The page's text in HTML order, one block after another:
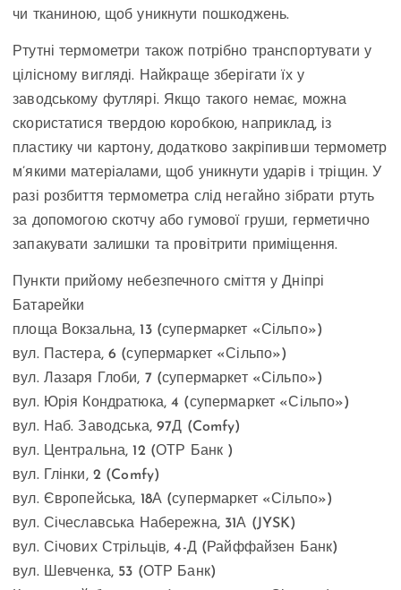
чи тканиною, щоб уникнути пошкоджень.
Ртутні термометри також потрібно транспортувати у
цілісному вигляді. Найкраще зберігати їх у
заводському футлярі. Якщо такого немає, можна
скористатися твердою коробкою, наприклад, із
пластику чи картону, додатково закріпивши термометр
м’якими матеріалами, щоб уникнути ударів і тріщин. У
разі розбиття термометра слід негайно зібрати ртуть
за допомогою скотчу або гумової груши, герметично
запакувати залишки та провітрити приміщення.
Пункти прийому небезпечного сміття у Дніпрі
Батарейки
площа Вокзальна, 13 (супермаркет «Сільпо»)
вул. Пастера, 6 (супермаркет «Сільпо»)
вул. Лазаря Глоби, 7 (супермаркет «Сільпо»)
вул. Юрія Кондратюка, 4 (супермаркет «Сільпо»)
вул. Наб. Заводська, 97Д (Comfy)
вул. Центральна, 12 (ОТР Банк )
вул. Глінки, 2 (Comfy)
вул. Європейська, 18А (супермаркет «Сільпо»)
вул. Січеславська Набережна, 31А (JYSK)
вул. Січових Стрільців, 4-Д (Райффайзен Банк)
вул. Шевченка, 53 (ОТР Банк)